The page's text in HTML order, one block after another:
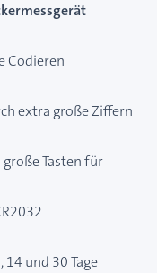
Codieren
extra große Ziffern
Tasten für
und 30 Tage